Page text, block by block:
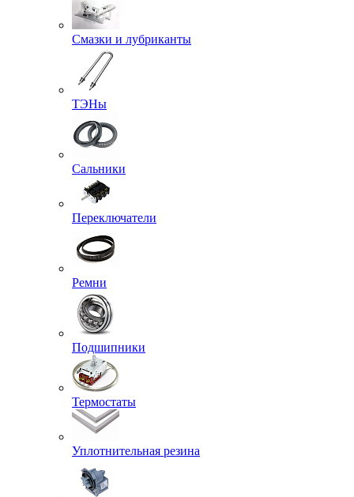
Смазки и лубриканты
ТЭНы
Сальники
Переключатели
Ремни
Подшипники
Термостаты
Уплотнительная резина